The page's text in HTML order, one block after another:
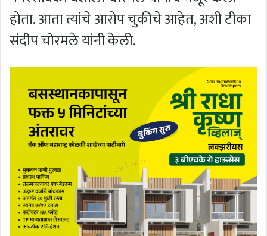
होता. आता त्यांचे आरोप चुकीचे आहेत, अशी टीका
संदीप चोरमले यांनी केली.